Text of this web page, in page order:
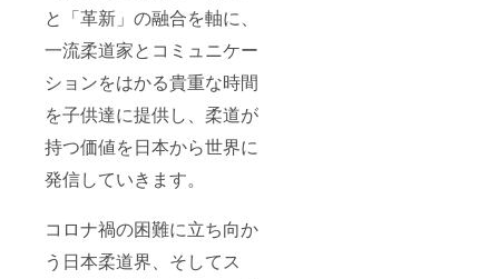
と「革新」の融合を軸に、
一流柔道家とコミュニケー
ションをはかる貴重な時間
を子供達に提供し、柔道が
持つ価値を日本から世界に
発信していきます。
コロナ禍の困難に立ち向か
う日本柔道界、そしてス